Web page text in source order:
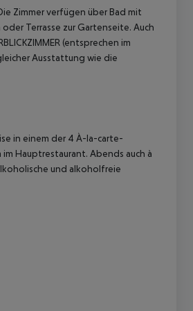
Zimmer verfügen über Bad mit
Terrasse zur Gartenseite. Auch
(entsprechen im
Ausstattung wie die
in einem der 4 À-la-carte-
Hauptrestaurant. Abends auch à
und alkoholfreie